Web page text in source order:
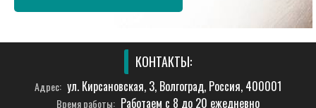
КОНТАКТЫ:
Адрес: ул. Кирсановская, 3, Волгоград, Россия, 400001
Время работы: Работаем с 8 до 20 ежедневно